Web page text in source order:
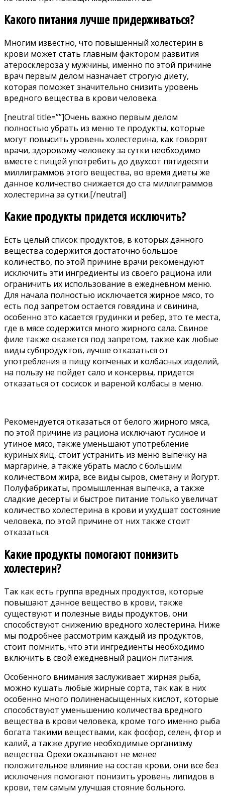
Какого питания лучше придерживаться?
Многим известно, что повышенный холестерин в
крови может стать главным фактором развития
атеросклероза у мужчины, именно по этой причине
врач первым делом назначает строгую диету,
которая поможет значительно снизить уровень
вредного вещества в крови человека.
[neutral title=””]Очень важно первым делом
полностью убрать из меню те продукты, которые
могут повысить уровень холестерина, как говорят
врачи, здоровому человеку за сутки необходимо
вместе с пищей употребить до двухсот пятидесяти
миллиграммов этого вещества, во время диеты же
данное количество снижается до ста миллиграммов
холестерина за сутки.[/neutral]
Какие продукты придется исключить?
Есть целый список продуктов, в которых данного
вещества содержится достаточно большое
количество, по этой причине врачи рекомендуют
исключить эти ингредиенты из своего рациона или
ограничить их использование в ежедневном меню.
Для начала полностью исключается жирное мясо, то
есть под запретом остается говядина и свинина,
особенно это касается грудинки и ребер, это те места,
где в мясе содержится много жирного сала. Свиное
филе также окажется под запретом, также как любые
виды субпродуктов, лучше отказаться от
употребления в пищу копченых и колбасных изделий,
на пользу не пойдет сало и консервы, придется
отказаться от сосисок и вареной колбасы в меню.
Рекомендуется отказаться от белого жирного мяса,
по этой причине из рациона исключают гусиное и
утиное мясо, также уменьшают употребление
куриных яиц, стоит устранить из меню выпечку на
маргарине, а также убрать масло с большим
количеством жира, все виды сыров, сметану и йогурт.
Полуфабрикаты, промышленная выпечка, а также
сладкие десерты и быстрое питание только увеличат
количество холестерина в крови и ухудшат состояние
человека, по этой причине от них также стоит
отказаться.
Какие продукты помогают понизить
холестерин?
Так как есть группа вредных продуктов, которые
повышают данное вещество в крови, также
существуют и полезные виды продуктов, они
способствуют снижению вредного холестерина. Ниже
мы подробнее рассмотрим каждый из продуктов,
стоит помнить, что эти ингредиенты необходимо
включить в свой ежедневный рацион питания.
Особенного внимания заслуживает жирная рыба,
можно кушать любые жирные сорта, так как в них
особенно много полиненасыщенных кислот, которые
способствуют уменьшению количества вредного
вещества в крови человека, кроме того именно рыба
богата такими веществами, как фосфор, селен, фтор и
калий, а также другие необходимые организму
вещества. Орехи оказывают не менее
положительное влияние на состав крови, они все без
исключения помогают понизить уровень липидов в
крови, тем самым улучшая стояние больного.